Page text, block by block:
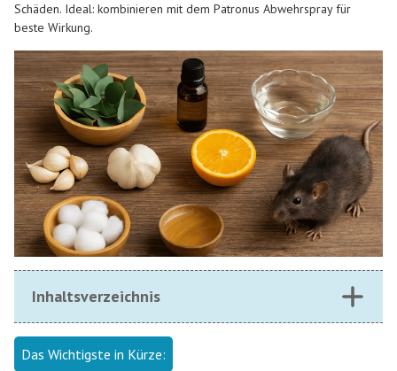
Schäden. Ideal: kombinieren mit dem Patronus Abwehrspray für
beste Wirkung.
Inhaltsverzeichnis
Das Wichtigste in Kürze: